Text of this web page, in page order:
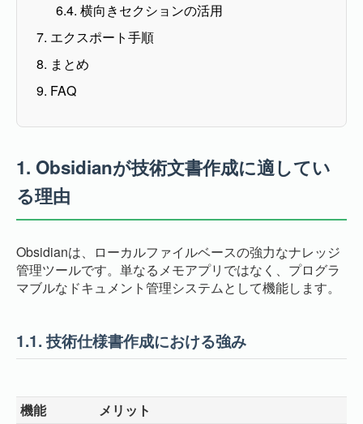
6.4. 横向きセクションの活用
7. エクスポート手順
8. まとめ
9. FAQ
1. Obsidianが技術文書作成に適してい
る理由
Obsidianは、ローカルファイルベースの強力なナレッジ
管理ツールです。単なるメモアプリではなく、プログラ
マブルなドキュメント管理システムとして機能します。
1.1.技術仕様書作成における強み
機能
メリット